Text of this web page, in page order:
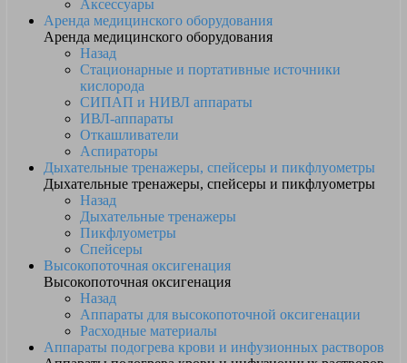
Аксессуары
Аренда медицинского оборудования
Аренда медицинского оборудования
Назад
Стационарные и портативные источники
кислорода
СИПАП и НИВЛ аппараты
ИВЛ-аппараты
Откашливатели
Аспираторы
Дыхательные тренажеры, спейсеры и пикфлуометры
Дыхательные тренажеры, спейсеры и пикфлуометры
Назад
Дыхательные тренажеры
Пикфлуометры
Спейсеры
Высокопоточная оксигенация
Высокопоточная оксигенация
Назад
Аппараты для высокопоточной оксигенации
Расходные материалы
Аппараты подогрева крови и инфузионных растворов